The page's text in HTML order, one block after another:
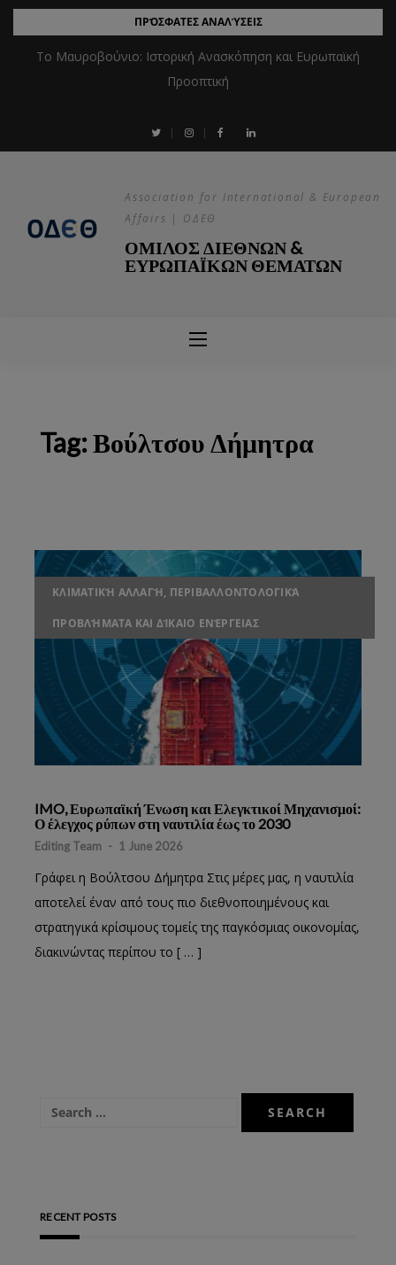
ΠΡΌΣΦΑΤΕΣ ΑΝΑΛΎΣΕΙΣ
Το Μαυροβούνιο: Ιστορική Ανασκόπηση και Ευρωπαϊκή
Προοπτική
Association for International & European
Affairs | ΟΔΕΘ
ΟΜΙΛΟΣ ΔΙΕΘΝΩΝ &
ΕΥΡΩΠΑΪΚΩΝ ΘΕΜΑΤΩΝ
Tag:Βούλτσου Δήμητρα
ΚΛΙΜΑΤΙΚΉ ΑΛΛΑΓΉ, ΠΕΡΙΒΑΛΛΟΝΤΟΛΟΓΙΚΆ
ΠΡΟΒΛΉΜΑΤΑ ΚΑΙ ΔΊΚΑΙΟ ΕΝΈΡΓΕΙΑΣ
IMO, Ευρωπαϊκή Ένωση και Ελεγκτικοί Μηχανισμοί:
Ο έλεγχος ρύπων στη ναυτιλία έως το 2030
Editing Team - 1 June 2026
Γράφει η Βούλτσου Δήμητρα Στις μέρες μας, η ναυτιλία
αποτελεί έναν από τους πιο διεθνοποιημένους και
στρατηγικά κρίσιμους τομείς της παγκόσμιας οικονομίας,
διακινώντας περίπου το [ … ]
RECENT POSTS